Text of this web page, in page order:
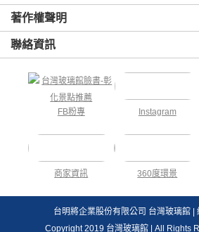
著作權聲明
聯絡資訊
FB粉專 Instagram
商家資訊 360度環景
台明將企業股份有限公司 台灣玻璃館
Copyright 2019 台灣玻璃館 | All Rights